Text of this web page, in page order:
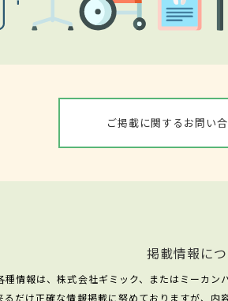
ご掲載に関するお問い
掲載情報に
種情報は、株式会社ギミック、またはミーカン
るだけ正確な情報掲載に努めておりますが、内